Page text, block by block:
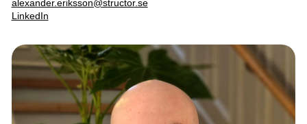
alexander.eriksson@structor.se
LinkedIn